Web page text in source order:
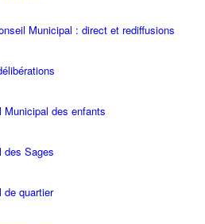
Municipal : direct et rediffusions
Municipal des enfants
des Sages
de quartier